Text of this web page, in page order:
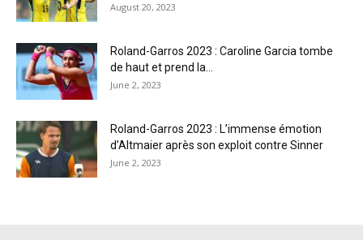
August 20, 2023
Roland-Garros 2023 : Caroline Garcia tombe
de haut et prend la...
June 2, 2023
Roland-Garros 2023 : L’immense émotion
d’Altmaier après son exploit contre Sinner
June 2, 2023